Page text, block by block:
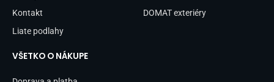
Kontakt
Liate podlahy
DOMAT exteriéry
VŠETKO O NÁKUPE